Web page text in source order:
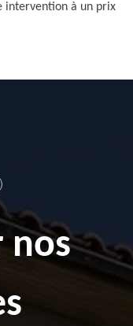
intervention à un prix
nos